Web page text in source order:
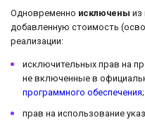
Одновременно исключены из
добавленную стоимость
реализации:
исключительных прав на
не включенные в
программного обеспечения;
прав на использование